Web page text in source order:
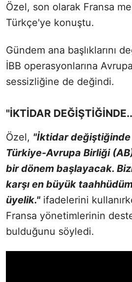
Özel, son olarak Fransa
Türkçe'ye konuştu.
Gündem ana başlıklarını
İBB operasyonlarına
sessizliğine de değindi.
"İKTİDAR
Özel, "İktidar
Türkiye-Avrupa Birliği
bir dönem başlayacak.
karşı en büyük
üyelik."ifadelerini
Fransa yönetimlerinin
bulduğunu söyledi.